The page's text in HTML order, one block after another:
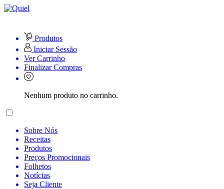
Produtos
Iniciar Sessão
Ver Carrinho
Finalizar Compras
Nenhum produto no carrinho.
Sobre Nós
Receitas
Produtos
Preços Promocionais
Folhetos
Notícias
Seja Cliente